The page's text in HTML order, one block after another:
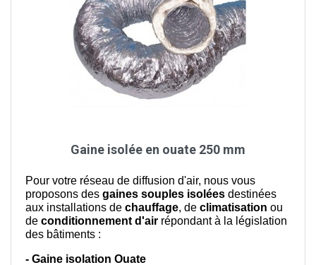
Gaine isolée en ouate 250 mm
Pour votre réseau de diffusion d'air, nous vous
proposons des gaines souples isolées destinées
aux installations de chauffage, de climatisation ou
de conditionnement d'air répondant à la législation
des bâtiments :
- Gaine isolation Ouate